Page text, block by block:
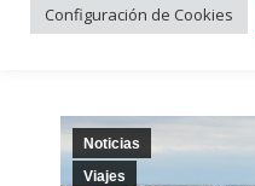
Noticias
Viajes
Configuración de Cookies